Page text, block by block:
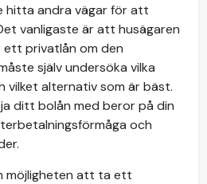
hitta andra vägar för att
vanligaste är att husägaren
privatlån om den
själv undersöka vilka
vilket alternativ som är bäst.
ditt bolån med beror på din
och
möjligheten att ta ett